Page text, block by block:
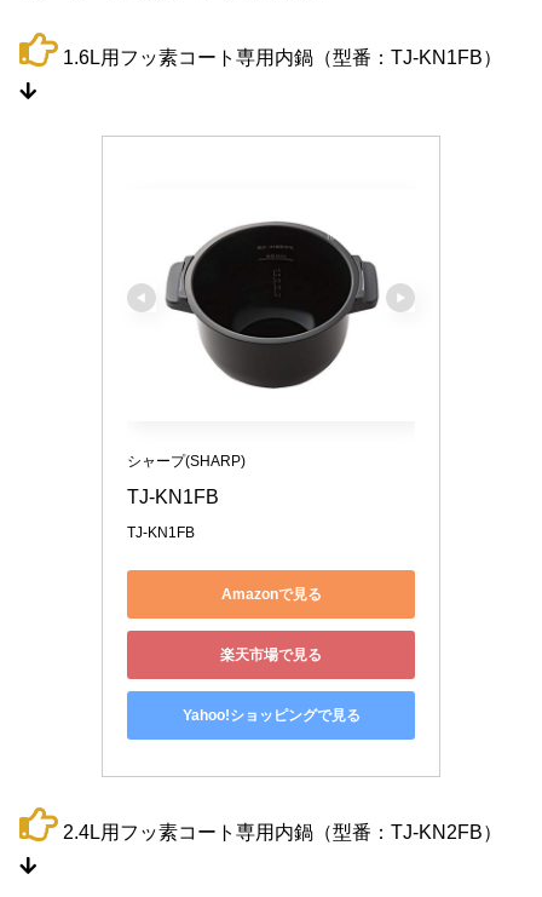
1.6L用フッ素コート専用内鍋（型番：TJ-KN1FB）
シャープ(SHARP)
TJ-KN1FB
TJ-KN1FB
Amazonで見る
楽天市場で見る
Yahoo!ショッピングで見る
2.4L用フッ素コート専用内鍋（型番：TJ-KN2FB）